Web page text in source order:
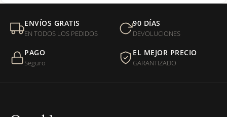
Mi orden fue devuelta por USPS, ¿qué hago para que sea
entregada?
¿Sus productos son libres de níquel?
ENVÍOS GRATIS
EN TODOS LOS PEDIDOS
90 DÍAS
DEVOLUCIONES
PAGO
Seguro
EL MEJOR PRECIO
GARANTIZADO